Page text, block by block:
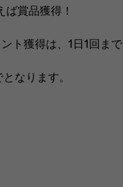
賞品獲得！
ト獲得は、1日1回まで
なります。